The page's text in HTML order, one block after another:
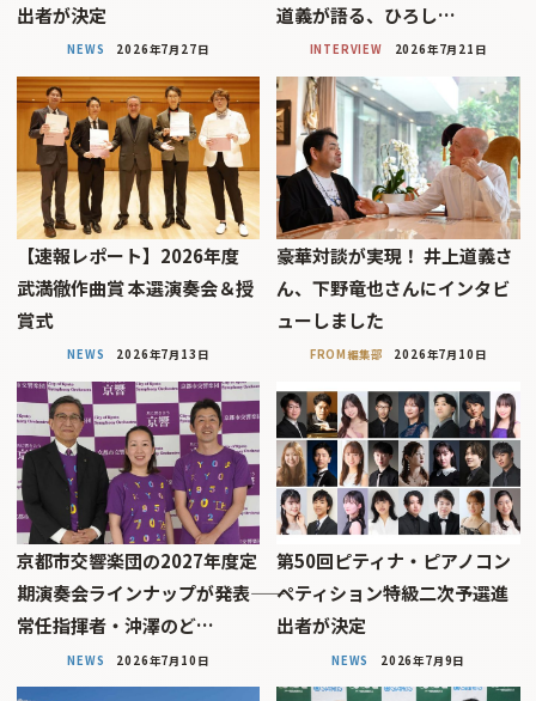
出者が決定
NEWS 2026年7月27日
道義が語る、ひろし…
INTERVIEW 2026年7月21日
【速報レポート】2026年度
武満徹作曲賞 本選演奏会＆授
賞式
NEWS 2026年7月13日
豪華対談が実現！ 井上道義さ
ん、下野竜也さんにインタビ
ューしました
FROM編集部 2026年7月10日
京都市交響楽団の2027年度定
期演奏会ラインナップが発表――
常任指揮者・沖澤のど…
NEWS 2026年7月10日
第50回ピティナ・ピアノコン
ペティション特級二次予選進
出者が決定
NEWS 2026年7月9日